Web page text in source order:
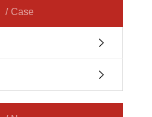
Case